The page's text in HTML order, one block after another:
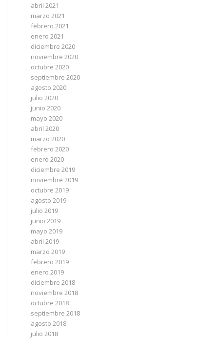
abril 2021
marzo 2021
febrero 2021
enero 2021
diciembre 2020
noviembre 2020
octubre 2020
septiembre 2020
agosto 2020
julio 2020
junio 2020
mayo 2020
abril 2020
marzo 2020
febrero 2020
enero 2020
diciembre 2019
noviembre 2019
octubre 2019
agosto 2019
julio 2019
junio 2019
mayo 2019
abril 2019
marzo 2019
febrero 2019
enero 2019
diciembre 2018
noviembre 2018
octubre 2018
septiembre 2018
agosto 2018
julio 2018